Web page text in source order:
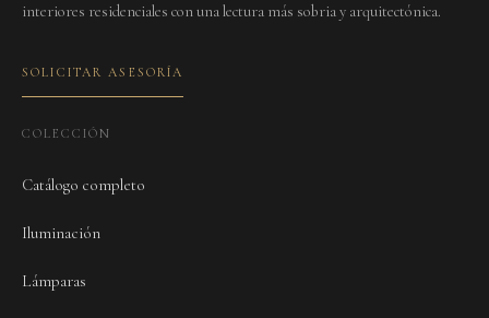
interiores residenciales con una lectura más sobria y arquitectónica.
SOLICITAR ASESORÍA
COLECCIÓN
Catálogo completo
Iluminación
Lámparas